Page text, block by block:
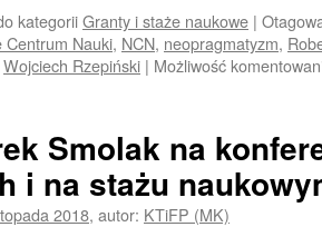
kategoriiGranty i staże naukowe |
Centrum Nauki, NCN, neopragmatyzm,
Wojciech Rzepiński | Możliwość
Smolak na
i na stażu
2018, autor: KTiFP (MK)